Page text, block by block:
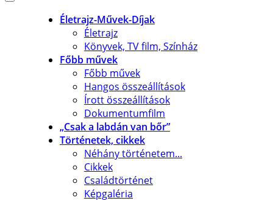
Életrajz-Művek-Díjak
Életrajz
Könyvek, TV film, Színház
Főbb művek
Főbb művek
Hangos összeállítások
Írott összeállítások
Dokumentumfilm
„Csak a labdán van bőr”
Történetek, cikkek
Néhány történetem...
Cikkek
Családtörténet
Képgaléria